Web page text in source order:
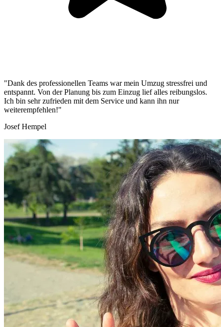
"Dank des professionellen Teams war mein Umzug stressfrei und
entspannt. Von der Planung bis zum Einzug lief alles reibungslos.
Ich bin sehr zufrieden mit dem Service und kann ihn nur
weiterempfehlen!"
Josef Hempel